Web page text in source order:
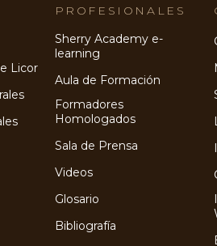
Licor
PROFESIONALES
Sherry Academy e-
learning
Aula de Formación
Formadores
Homologados
Sala de Prensa
Videos
Glosario
Bibliografía